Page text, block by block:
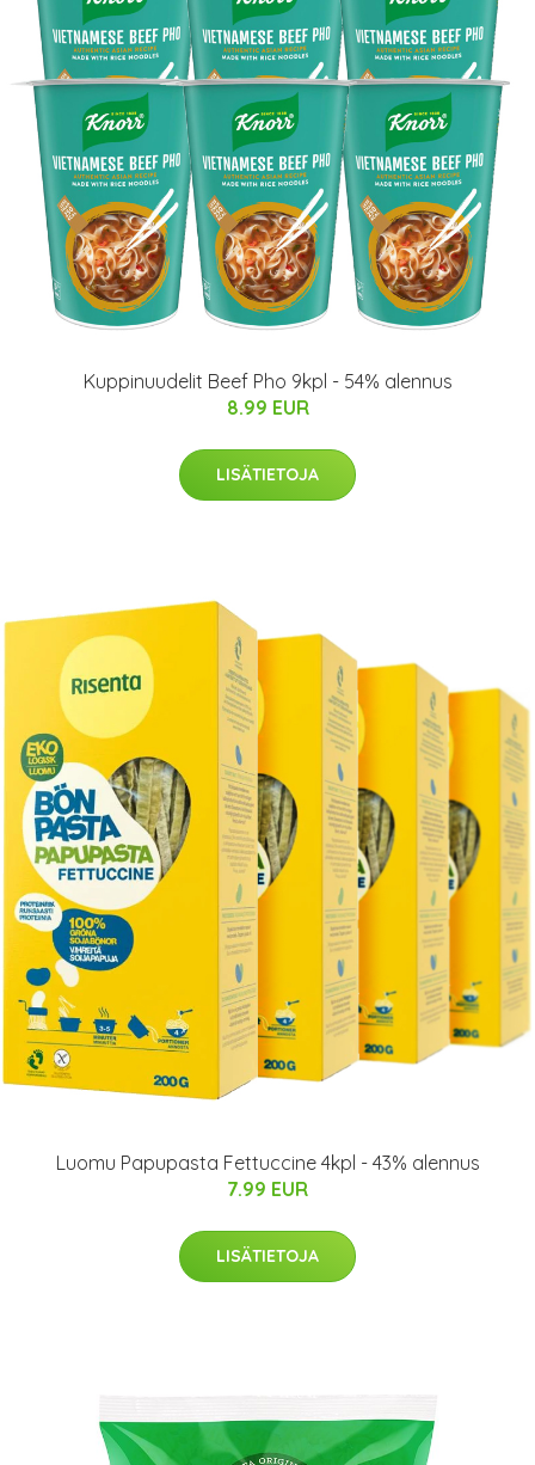
Kuppinuudelit Beef Pho 9kpl - 54% alennus
8.99 EUR
LISÄTIETOJA
Luomu Papupasta Fettuccine 4kpl - 43% alennus
7.99 EUR
LISÄTIETOJA